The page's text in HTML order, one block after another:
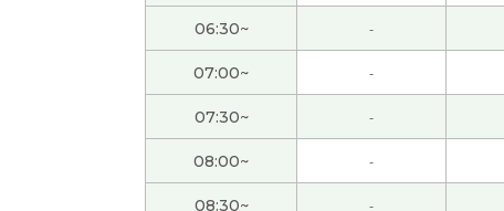
自我介绍，太谢谢您了。我有自信。下次见！
聞き取りやすくゆっくり話していていただき
老师，今天也谢谢您！我们下次见！( 女性 )
谢谢老师的课！这次用的新闻虽然很难，但是
06:30~ -
07:00~ -
07:30~ -
08:00~ -
08:30~ -